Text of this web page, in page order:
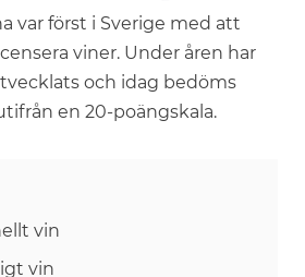
var först i Sverige med att
viner. Under åren har
och idag bedöms
en 20-poängskala.
vin
vin